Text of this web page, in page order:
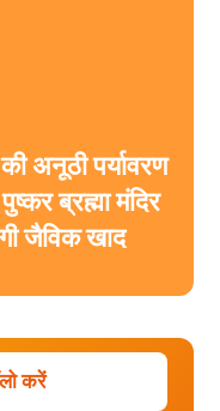
अनूठी पर्यावरण
ब्रह्मा मंदिर
जैविक खाद
करें